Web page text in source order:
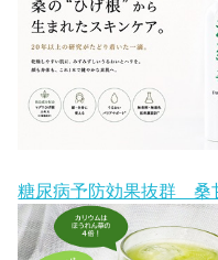
糖尿病予防効果抜群 桑